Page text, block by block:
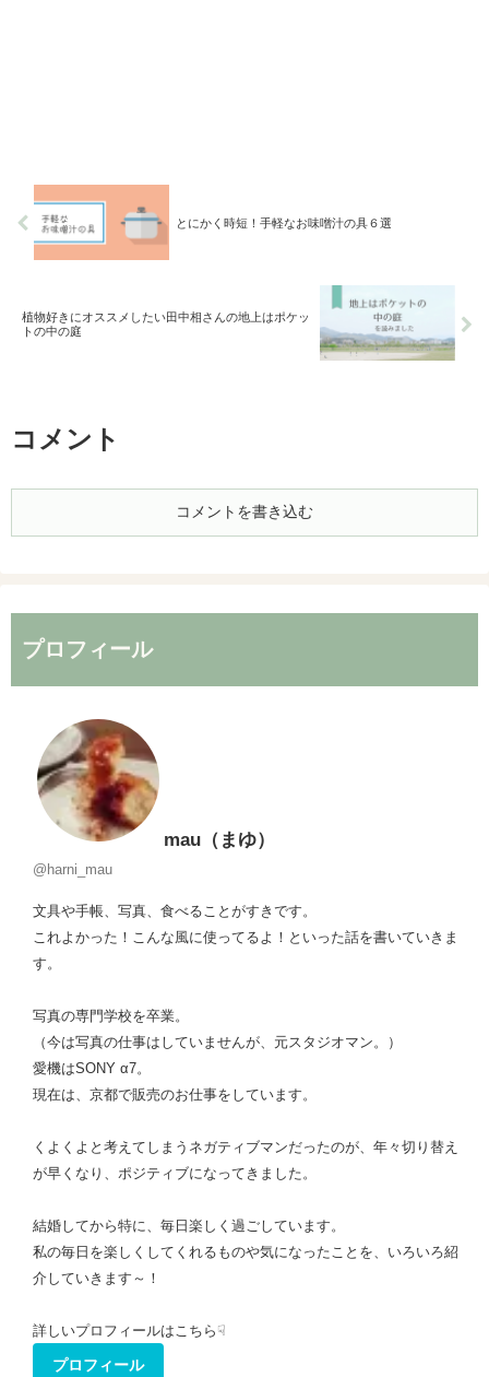
とにかく時短！手軽なお味噌汁の具６選
植物好きにオススメしたい田中相さんの地上はポケッ
トの中の庭
コメント
コメントを書き込む
プロフィール
mau（まゆ）
@harni_mau
文具や手帳、写真、食べることがすきです。
これよかった！こんな風に使ってるよ！といった話を書いていきま
す。
写真の専門学校を卒業。
（今は写真の仕事はしていませんが、元スタジオマン。）
愛機はSONY α7。
現在は、京都で販売のお仕事をしています。
くよくよと考えてしまうネガティブマンだったのが、年々切り替え
が早くなり、ポジティブになってきました。
結婚してから特に、毎日楽しく過ごしています。
私の毎日を楽しくしてくれるものや気になったことを、いろいろ紹
介していきます～！
詳しいプロフィールはこちら☟
プロフィール